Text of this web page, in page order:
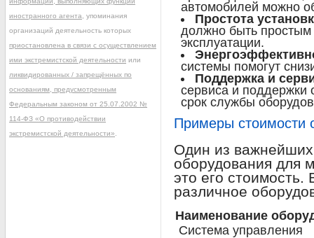
автомобилей можно
Простота
должно быть простым
эксплуатации.
системы помогут
Поддержка и
сервиса и поддержки
срок службы
Примеры стоимости
Один из
оборудования для
это его
различное
Наименование
Система управления
иностранного агента , упоминания
организаций деятельность которых
приостановлена в связи с осуществлением
ими экстремистской деятельности или
ликвидированных / запрещённых по
основаниям, предусмотренным
Федеральным законом от 25.07.2002 №
114-ФЗ «О противодействии
экстремистской деятельности»